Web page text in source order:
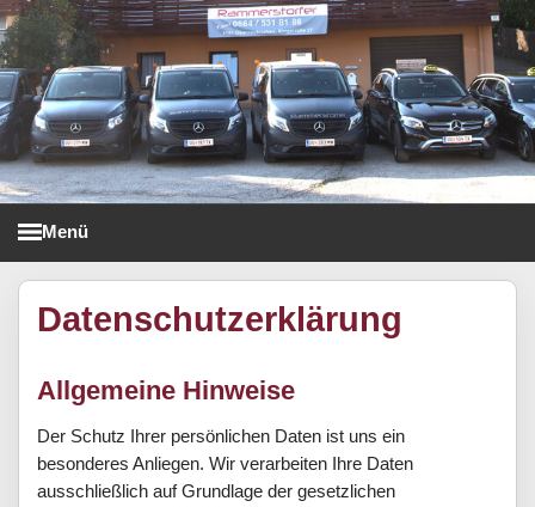
Taxi Rammerstorfer
Menü
Datenschutzerklärung
Allgemeine Hinweise
Der Schutz Ihrer persönlichen Daten ist uns ein
besonderes Anliegen. Wir verarbeiten Ihre Daten
ausschließlich auf Grundlage der gesetzlichen